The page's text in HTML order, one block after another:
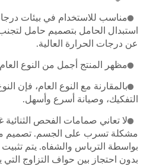
مناسب للاستخدام في بيئات
استبدال الحامل بتصميم حامل
عن درجات الحرارة العالية.
مظهر المنتج أجمل من النوع العام
بالمقارنة مع النوع العام، فإن
التفكيك، وصيانة أسرع وأسهل.
لا تعاني صمامات الفحص الثنائية
مشكلة تسرب على الجسم. تصميم
بواسطة الترباس والشفاه. يتم
بدون احتجاز بين حواف التزاوج